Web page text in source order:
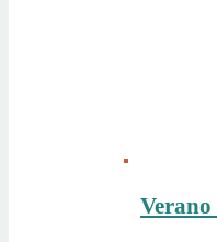
Verano